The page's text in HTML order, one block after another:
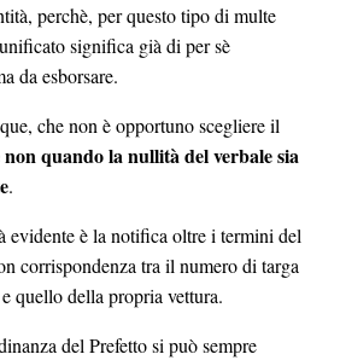
perchè, per questo tipo di multe
significa già di per sè
da esborsare.
che non è opportuno scegliere il
non quando la nullità del verbale sia
.
evidente è la notifica oltre i termini del
corrispondenza tra il numero di targa
quello della propria vettura.
del Prefetto si può sempre